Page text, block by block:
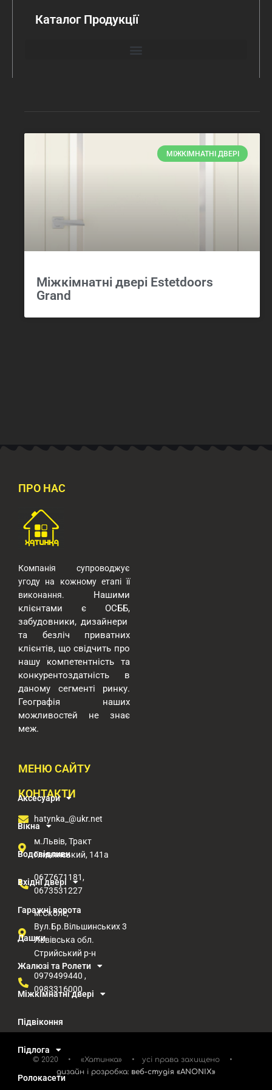
Каталог Продукції
МІЖКІМНАТНІ ДВЕРІ
Міжкімнатні двері Estetdoors
Grand
ПРО НАС
Компанія супроводжує
угоду на кожному етапі її
виконання.
Нашими
клієнтами є ОСББ,
забудовники, дизайнери
та безліч приватних
клієнтів, що свідчить про
нашу компетентність та
конкурентоздатність в
даному сегменті ринку.
Географія наших
можливостей не знає
меж.
МЕНЮ САЙТУ
Аксесуари
Вікна
Водовідливи
Вхідні двері
Гаражні ворота
Дашки
Жалюзі та Ролети
Міжкімнатні двері
Підвіконня
Підлога
Ролокасети
КОНТАКТИ
hatynka_@ukr.net
м.Львів, Тракт
Глинянський, 141а
0677671181,
0673531227
м.Сколе,
Вул.Бр.Вільшинських 3
Львівська обл.
Стрийський р-н​
0979499440 ,
0983316000
© 2020 • «Хатинка» • усі права захищено •
дизайн і розробка: веб-студія «ANONIX»